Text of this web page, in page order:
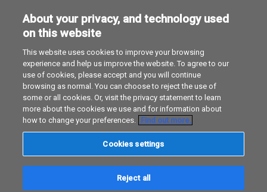
About your privacy, and technology used
on this website
This website uses cookies to improve your browsing
experience and help us improve the website. To agree to our
use of cookies, please accept and you will continue
browsing as normal. You can choose to reject the use of
some or all cookies. Or, visit the privacy statement to learn
more about the cookies we use and for information about
how to change your preferences. Find out more.
Cookies settings
Reject all